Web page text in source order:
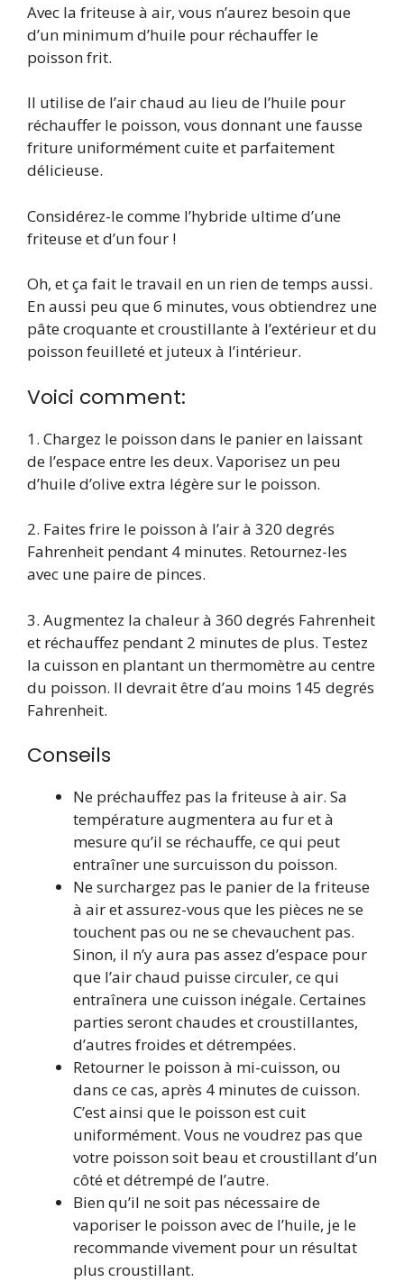
Avec la friteuse à air, vous n’aurez besoin que
d’un minimum d’huile pour réchauffer le
poisson frit.
Il utilise de l’air chaud au lieu de l’huile pour
réchauffer le poisson, vous donnant une fausse
friture uniformément cuite et parfaitement
délicieuse.
Considérez-le comme l’hybride ultime d’une
friteuse et d’un four !
Oh, et ça fait le travail en un rien de temps aussi.
En aussi peu que 6 minutes, vous obtiendrez une
pâte croquante et croustillante à l’extérieur et du
poisson feuilleté et juteux à l’intérieur.
Voici comment:
1. Chargez le poisson dans le panier en laissant
de l’espace entre les deux. Vaporisez un peu
d’huile d’olive extra légère sur le poisson.
2. Faites frire le poisson à l’air à 320 degrés
Fahrenheit pendant 4 minutes. Retournez-les
avec une paire de pinces.
3. Augmentez la chaleur à 360 degrés Fahrenheit
et réchauffez pendant 2 minutes de plus. Testez
la cuisson en plantant un thermomètre au centre
du poisson. Il devrait être d’au moins 145 degrés
Fahrenheit.
Conseils
Ne préchauffez pas la friteuse à air. Sa
température augmentera au fur et à
mesure qu’il se réchauffe, ce qui peut
entraîner une surcuisson du poisson.
Ne surchargez pas le panier de la friteuse
à air et assurez-vous que les pièces ne se
touchent pas ou ne se chevauchent pas.
Sinon, il n’y aura pas assez d’espace pour
que l’air chaud puisse circuler, ce qui
entraînera une cuisson inégale. Certaines
parties seront chaudes et croustillantes,
d’autres froides et détrempées.
Retourner le poisson à mi-cuisson, ou
dans ce cas, après 4 minutes de cuisson.
C’est ainsi que le poisson est cuit
uniformément. Vous ne voudrez pas que
votre poisson soit beau et croustillant d’un
côté et détrempé de l’autre.
Bien qu’il ne soit pas nécessaire de
vaporiser le poisson avec de l’huile, je le
recommande vivement pour un résultat
plus croustillant.